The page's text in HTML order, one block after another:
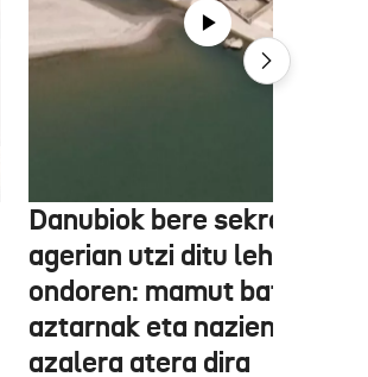
Danubiok bere sekretuak
agerian utzi ditu
ondoren: mamut baten
aztarnak eta nazien
azalera atera dira